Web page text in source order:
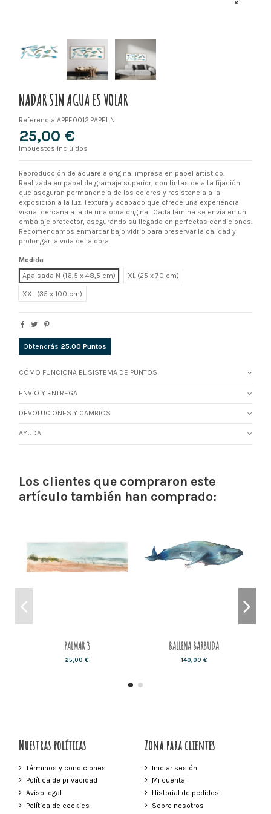
NADAR SIN AGUA ES VOLAR
Referencia APPE0012.PAPEL.N
25,00 €
Impuestos incluidos
Reproducción de acuarela original impresa en papel artístico.
Realizada en papel de gramaje superior, con tintas de alta fijación
que aseguran permanencia de los colores y resistencia a la
exposición a la luz. Textura y acabado que ofrece una experiencia
visual cercana a la de una obra original. Cada lámina se envía en un
embalaje protector, asegurando su llegada en perfectas condiciones.
Recomendamos enmarcar bajo vidrio para preservar la calidad y
prolongar la vida de la obra.
Medida
Apaisada N (16,5 x 48,5 cm)
XL
XXL
Obtendrás 25.00 Puntos
CÓMO FUNCIONA EL SISTEMA DE PUNTOS
ENVÍO Y ENTREGA
DEVOLUCIONES Y CAMBIOS
AYUDA
Los clientes que compraron este
artículo también han comprado:
PALMAR 3
25,00 €
BALLENA BARBUDA
140,00 €
Nuestras políticas
Términos y condiciones
Política de privacidad
Aviso legal
Política de cookies
Zona para clientes
Iniciar sesión
Mi cuenta
Historial de pedidos
Sobre nosotros